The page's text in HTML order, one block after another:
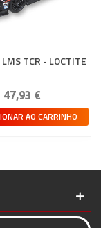
TCR - LOCTITE
47,93 €
AO CARRINHO